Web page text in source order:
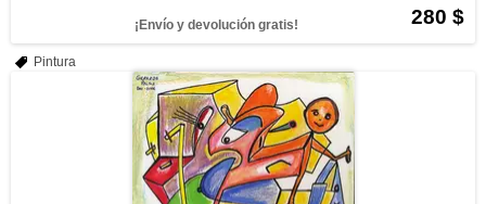
280 $
¡Envío y devolución gratis!
Pintura